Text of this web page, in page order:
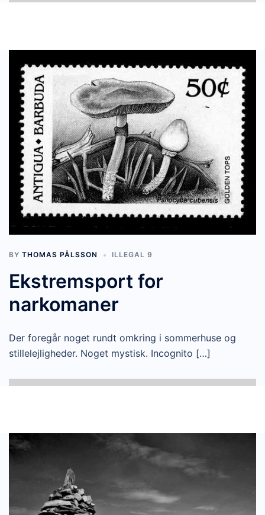
BY THOMAS PÅLSSON ILLEGAL 9
Ekstremsport for
narkomaner
Der foregår noget rundt omkring i sommerhuse og
stillelejligheder. Noget mystisk. Incognito […]